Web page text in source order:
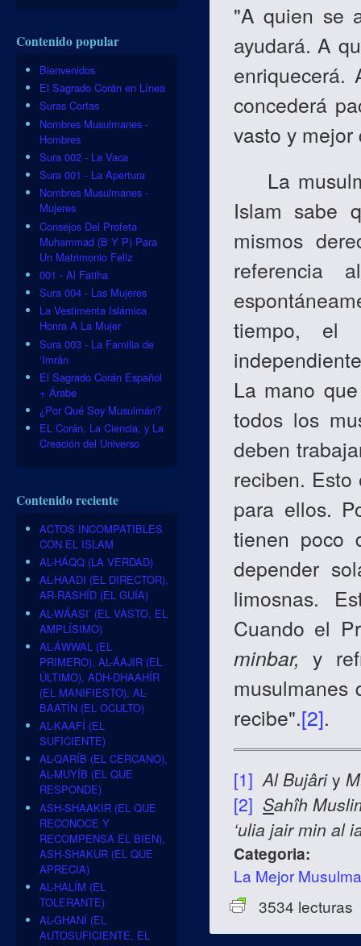
"A quien se
ayudará. A
concederá
vasto y
La
Islam sabe
mismos
tiempo, el
La mano
todos los
deben
reciben.
para ellos.
tienen poco
depender
limosnas.
Cuando el
minbar, y
recibe".[2].
[1] Al Bujâriy
[2] Sahîh
‘ulia jair min al
Categoria:
La Mejor
3534 lecturas
Contenido popular
Bienvenidos
El Sagrado Corán en Línea
Suras Cortas
Nombres Musulmanes -
Hombres
Sura 002 - La Vaca
Sura 001 - La Apertura
Nombres Musulmanes -
Mujeres
Consejos Del Profeta
Muhammad (B Y P) Para
Un Matrimonio Feliz
001 - Al Fatiha
Sura 004 - Las Mujeres
La Vestimenta Islámica
Honra A La Mujer
Sura 003 - La Familia de
‘Imrân
El Sagrado Corán Español
+ Árabe
¿Por Qué Soy Musulmán?
EL Corán, La Ciencia, y La
Creación del Universo
Contenido reciente
ACTOS INCOMPATIBLES
CON EL ISLAM
AL-HÁQQ (LA VERDAD)
AL-HAADI (EL DIRECTOR),
AR-RASHÍD (EL GUÍA)
AL-WÁASI’ (EL VASTO, EL
AMPLÍSIMO)
AL-ÁWWAL (EL
PRIMERO), AL-ÁAJIR (EL
ÚLTIMO), ADH-DHAAHÍR
(EL MANIFIESTO), AL-
BAATÍN (EL OCULTO)
AL-KAAFÍ (EL
SUFICIENTE)
AL-QARÍB (EL CERCANO),
AL-MUYÍB (EL QUE
RESPONDE)
ASH-SHAAKIR (EL QUE
RECONOCE Y
RECOMPENSA EL BIEN),
ASH-SHAKUR (EL QUE
APRECIA)
AL-HALÍM (EL
TOLERANTE)
AL-GHANÍ (EL
AUTOSUFICIENTE, EL